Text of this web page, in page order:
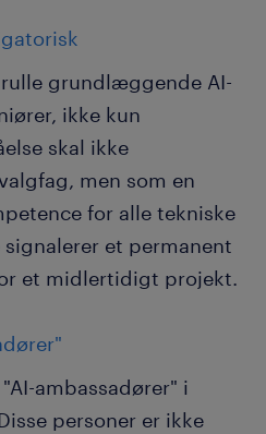
grundlæggende AI-
ikke kun
skal ikke
men som en
for alle tekniske
et permanent
et midlertidigt projekt.
ambassadører" i
personer er ikke